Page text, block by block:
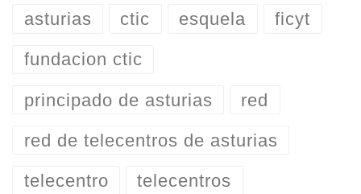
asturias ctic esquela ficyt
fundacion ctic
principado de asturias red
red de telecentros de asturias
telecentro telecentros